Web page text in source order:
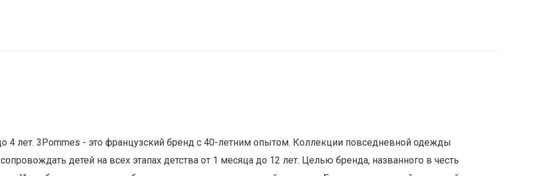
4 лет. 3Pommes - это французский бренд с 40-летним опытом. Коллекции повседневной одежды
детей на всех этапах детства от 1 месяца до 12 лет. Целью бренда, названного в честь